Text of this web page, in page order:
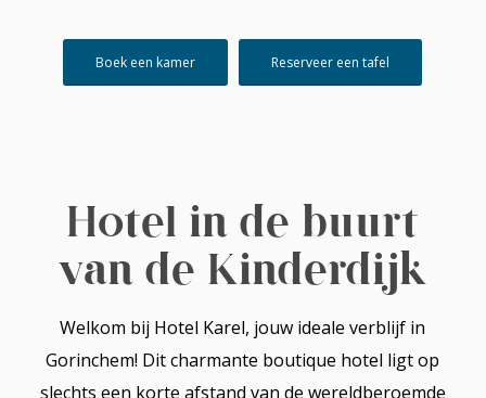
Boek een kamer Reserveer een tafel
Hotel in de buurt
van de Kinderdijk
Welkom bij Hotel Karel, jouw ideale verblijf in
Gorinchem! Dit charmante boutique hotel ligt op
slechts een korte afstand van de wereldberoemde